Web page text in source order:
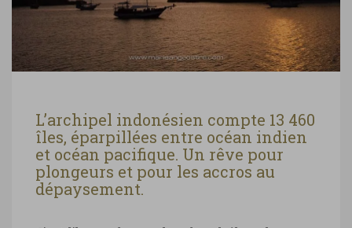
L’archipel indonésien compte 13 460
îles, éparpillées entre océan indien
et océan pacifique. Un rêve pour
plongeurs et pour les accros au
dépaysement.